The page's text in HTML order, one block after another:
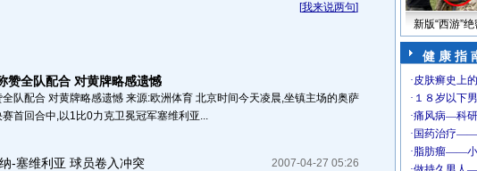
[我来说两句]
赞全队配合 对黄牌略感遗憾
队配合 对黄牌略感遗憾 来源:欧洲体育 北京时间今天凌晨,坐镇主场的奥萨
首回合中,以1比0力克卫冕冠军塞维利亚...
2007-04-27 05:26
-塞维利亚 球员卷入冲突
新版“西游”绝
健 康 指